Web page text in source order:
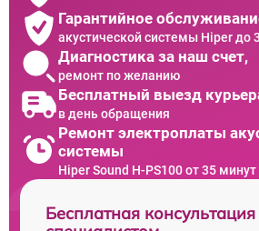
Гарантийное
акустической системы Hiper до
Диагностика за наш счет,
ремонт по желанию
Бесплатный выезд
в день обращения
Ремонт электроплаты
системы
Hiper Sound H-PS100 от 35 минут
Бесплатная консультация